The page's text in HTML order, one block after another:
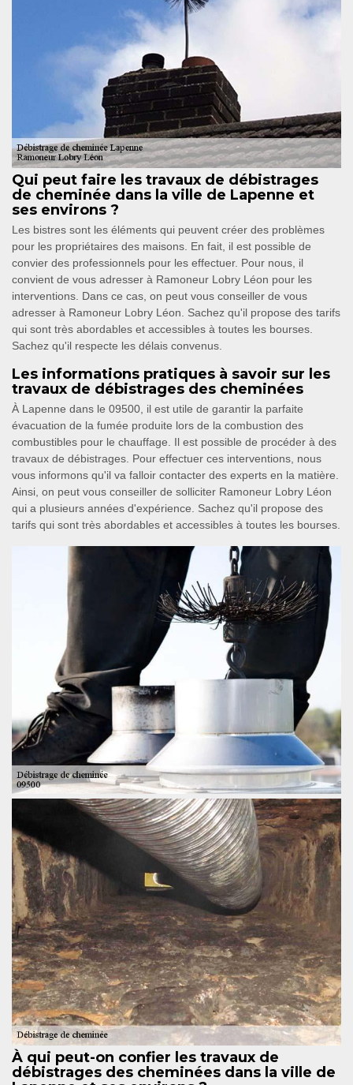
Qui peut faire les travaux de débistrages
de cheminée dans la ville de Lapenne et
ses environs ?
Les bistres sont les éléments qui peuvent créer des problèmes
pour les propriétaires des maisons. En fait, il est possible de
convier des professionnels pour les effectuer. Pour nous, il
convient de vous adresser à Ramoneur Lobry Léon pour les
interventions. Dans ce cas, on peut vous conseiller de vous
adresser à Ramoneur Lobry Léon. Sachez qu'il propose des tarifs
qui sont très abordables et accessibles à toutes les bourses.
Sachez qu'il respecte les délais convenus.
Les informations pratiques à savoir sur les
travaux de débistrages des cheminées
À Lapenne dans le 09500, il est utile de garantir la parfaite
évacuation de la fumée produite lors de la combustion des
combustibles pour le chauffage. Il est possible de procéder à des
travaux de débistrages. Pour effectuer ces interventions, nous
vous informons qu'il va falloir contacter des experts en la matière.
Ainsi, on peut vous conseiller de solliciter Ramoneur Lobry Léon
qui a plusieurs années d'expérience. Sachez qu'il propose des
tarifs qui sont très abordables et accessibles à toutes les bourses.
À qui peut-on confier les travaux de
débistrages des cheminées dans la ville de